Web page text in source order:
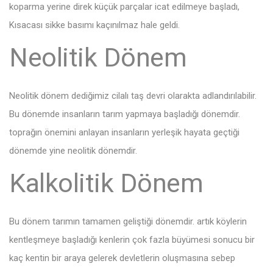
koparma yerine direk küçük parçalar icat edilmeye başladı,
Kısacası sikke basımı kaçınılmaz hale geldi.
Neolitik Dönem
Neolitik dönem dediğimiz cilalı taş devri olarakta adlandırılabilir.
Bu dönemde insanların tarım yapmaya başladığı dönemdir.
toprağın önemini anlayan insanların yerleşik hayata geçtiği
dönemde yine neolitik dönemdir.
Kalkolitik Dönem
Bu dönem tarımın tamamen geliştiği dönemdir. artık köylerin
kentleşmeye başladığı kenlerin çok fazla büyümesi sonucu bir
kaç kentin bir araya gelerek devletlerin oluşmasına sebep